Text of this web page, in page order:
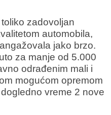
zadovoljan
automobila,
jako brzo.
za manje od 5.000
odrađenim mali i
mogućom opremom
vreme 2 nove